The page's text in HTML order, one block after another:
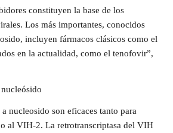
constituyen la base de los
Los más importantes, conocidos
incluyen fármacos clásicos como el
en la actualidad, como el tenofovir”,
nucleosido son eficaces tanto para
al VIH-2. La retrotranscriptasa del VIH